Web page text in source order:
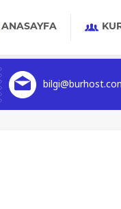
ANASAYFA